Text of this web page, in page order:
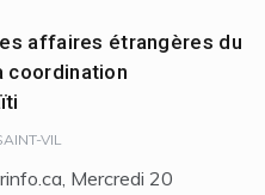
affaires étrangères du
coordination
VIL
Mercredi 20